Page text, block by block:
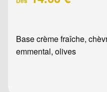
Base crème fraîche,
emmental, olives